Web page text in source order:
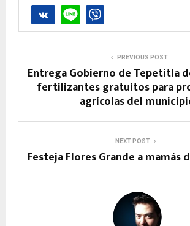
PREVIOUS POST
Entrega Gobierno de Tepetitla
fertilizantes gratuitos para
agrícolas del
NEXT POST
Festeja Flores Grande a mamás